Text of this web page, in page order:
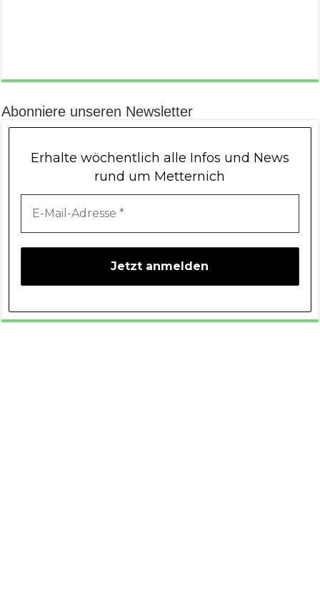
Abonniere unseren Newsletter
Erhalte wöchentlich alle Infos und News
rund um Metternich